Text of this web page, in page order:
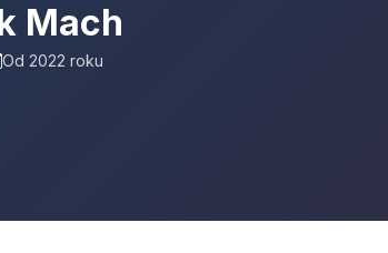
Mach
Od 2022 roku